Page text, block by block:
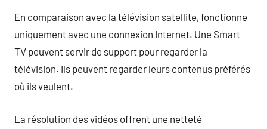
En comparaison avec la télévision satellite, fonctionne
uniquement avec une connexion Internet. Une Smart
TV peuvent servir de support pour regarder la
télévision. Ils peuvent regarder leurs contenus préférés
où ils veulent.
La résolution des vidéos offrent une netteté